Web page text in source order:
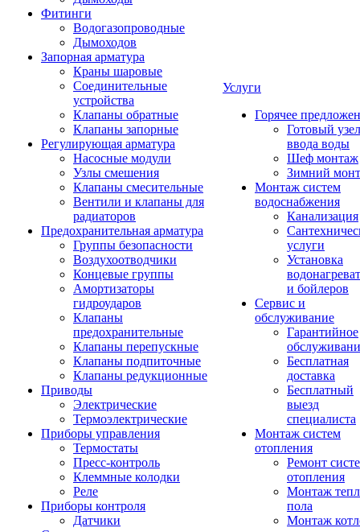
Фитинги
Водогазопроводные
Дымоходов
Запорная арматура
Краны шаровые
Соединительные
устройства
Клапаны обратные
Клапаны запорные
Регулирующая арматура
Насосные модули
Узлы смешения
Клапаны смесительные
Вентили и клапаны для
радиаторов
Предохранительная арматура
Группы безопасности
Воздухоотводчики
Концевые группы
Амортизаторы
гидроударов
Клапаны
предохранительные
Клапаны перепускные
Клапаны подпиточные
Клапаны редукционные
Приводы
Электрические
Термоэлектрические
Приборы управления
Термостаты
Пресс-контроль
Клеммные колодки
Реле
Приборы контроля
Датчики
Услуги
Горячее
Готовый узел
ввода воды
Шеф монтаж
Зимний
Монтаж систем
водоснабжения
Канализация
услуги
Установка
и бойлеров
Сервис и
обслуживание
Гарантийное
Бесплатная
доставка
Бесплатный
выезд
специалиста
Монтаж систем
отопления
Ремонт
отопления
Монтаж
пола
Монтаж